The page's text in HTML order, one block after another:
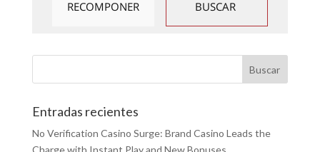
Entradas recientes
No Verification Casino Surge: Brand Casino Leads the